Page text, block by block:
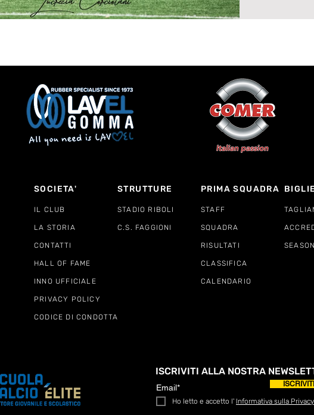
SOCIETA' STRUTTURE PRIMA SQUADRA
IL CLUB STADIO RIBOLI STAFF
LA STORIA C.S. FAGGIONI SQUADRA
CONTATTI
HALL OF FAME
INNO UFFICIALE
RISULTATI
CLASSIFICA
CALENDARIO
PRIVACY POLICY
CODICE DI CONDOTTA
ISCRIVITI ALLA NOSTRA
ISCRIVITI
Ho letto e accetto l' Informativa sulla Privacy